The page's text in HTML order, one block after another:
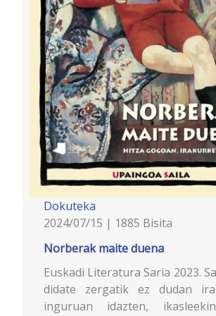
Dokuteka
2024/07/15 | 1885 Bisita
Norberak maite duena
Euskadi Literatura Saria 2023.
didate zergatik ez dudan
inguruan idazten,